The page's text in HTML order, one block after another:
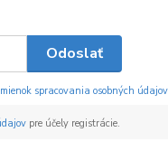
sa
do
Odoslať
spracovania osobných údajov.
pre účely registrácie.